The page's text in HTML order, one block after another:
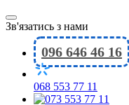
Зв'язатись з нами
096 646 46 16
068 553 77 11